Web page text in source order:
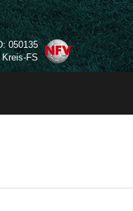
050135
FS